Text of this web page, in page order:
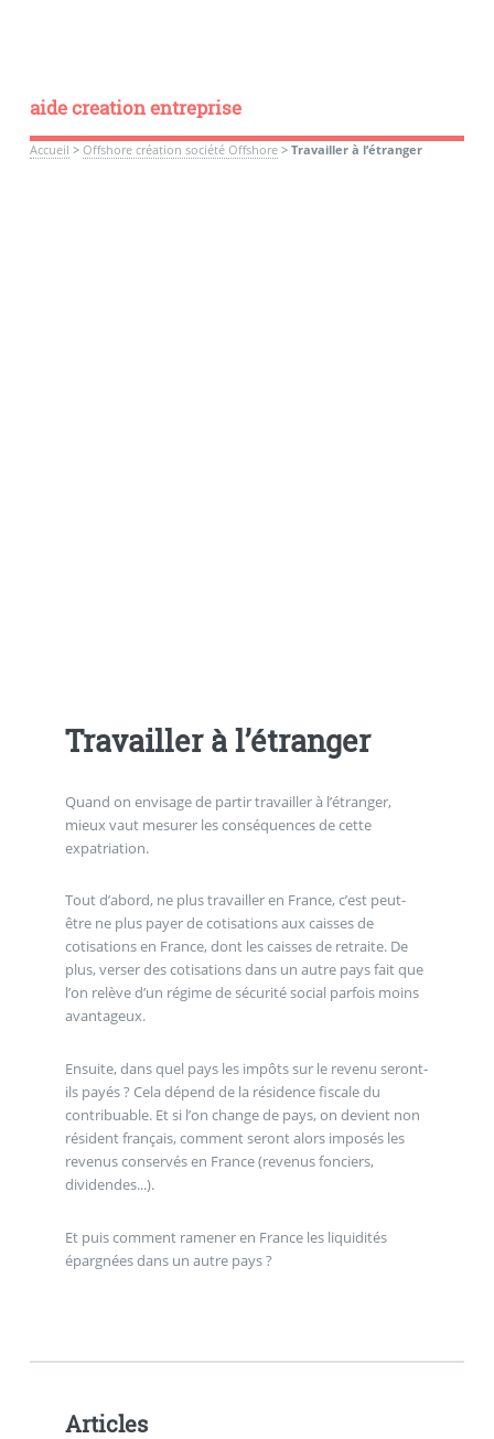
aide creation entreprise
Accueil > Offshore création société Offshore> Travailler à l’étranger
Travailler à l’étranger
Quand on envisage de partir travailler à l’étranger,
mieux vaut mesurer les conséquences de cette
expatriation.
Tout d’abord, ne plus travailler en France, c’est peut-
être ne plus payer de cotisations aux caisses de
cotisations en France, dont les caisses de retraite. De
plus, verser des cotisations dans un autre pays fait que
l’on relève d’un régime de sécurité social parfois moins
avantageux.
Ensuite, dans quel pays les impôts sur le revenu seront-
ils payés ? Cela dépend de la résidence fiscale du
contribuable. Et si l’on change de pays, on devient non
résident français, comment seront alors imposés les
revenus conservés en France (revenus fonciers,
dividendes...).
Et puis comment ramener en France les liquidités
épargnées dans un autre pays ?
Articles